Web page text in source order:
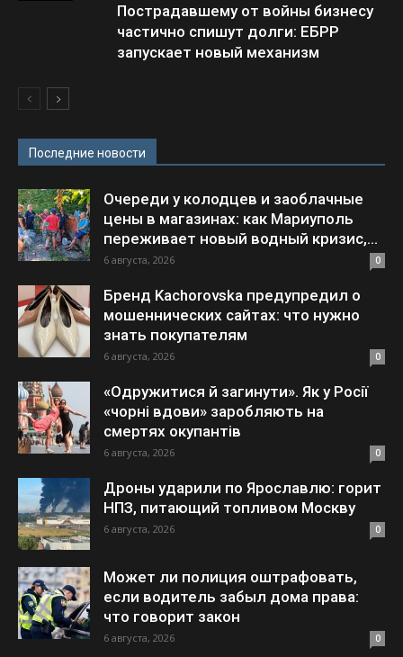
Пострадавшему от войны бизнесу
частично спишут долги: ЕБРР
запускает новый механизм
Последние новости
Очереди у колодцев и заоблачные
цены в магазинах: как Мариуполь
переживает новый водный кризис,...
6 августа, 2026 0
Бренд Kachorovska предупредил о
мошеннических сайтах: что нужно
знать покупателям
6 августа, 2026 0
«Одружитися й загинути». Як у Росії
«чорні вдови» заробляють на
смертях окупантів
6 августа, 2026 0
Дроны ударили по Ярославлю: горит
НПЗ, питающий топливом Москву
6 августа, 2026 0
Может ли полиция оштрафовать,
если водитель забыл дома права:
что говорит закон
6 августа, 2026 0